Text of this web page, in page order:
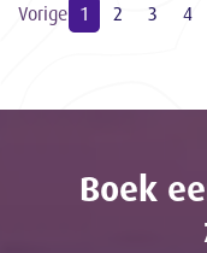
Vorige 1 2 3 4
Boek